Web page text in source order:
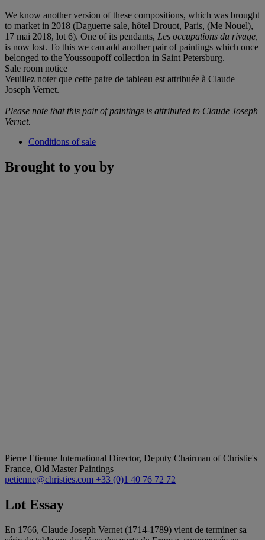
We know another version of these compositions, which was brought
to market in 2018 (Daguerre sale, hôtel Drouot, Paris, (Me Nouel),
17 mai 2018, lot 6). One of its pendants, Les occupations du rivage,
is now lost. To this we can add another pair of paintings which once
belonged to the Youssoupoff collection in Saint Petersburg.
Sale room notice
Veuillez noter que cette paire de tableau est attribuée à Claude
Joseph Vernet.
Please note that this pair of paintings is attributed to Claude Joseph
Vernet.
Conditions of sale
Brought to you by
Pierre Etienne International Director, Deputy Chairman of Christie's
France, Old Master Paintings
petienne@christies.com +33 (0)1 40 76 72 72
Lot Essay
En 1766, Claude Joseph Vernet (1714-1789) vient de terminer sa